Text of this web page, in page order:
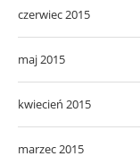
czerwiec 2015
maj 2015
kwiecień 2015
marzec 2015